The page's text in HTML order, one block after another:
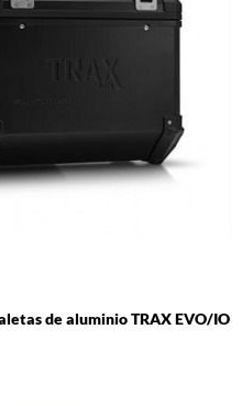
de aluminio TRAX EVO/IO